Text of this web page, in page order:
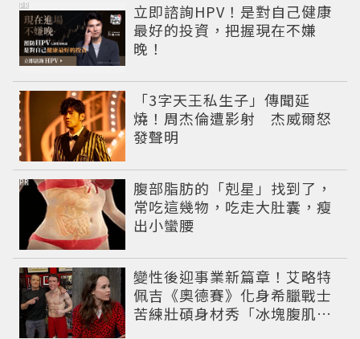
立即諮詢HPV！是對自己健康
最好的投資，把握現在不嫌
晚！
PR
「3字天王私生子」傳聞延
燒！周杰倫遭影射 杰威爾怒
發聲明
腹部脂肪的「剋星」找到了，
常吃這幾物，吃走大肚囊，瘦
出小蠻腰
PR
變性後迎事業新篇章！艾略特
佩吉《奧德賽》化身希臘戰士
苦練壯碩身材秀「冰塊腹肌」